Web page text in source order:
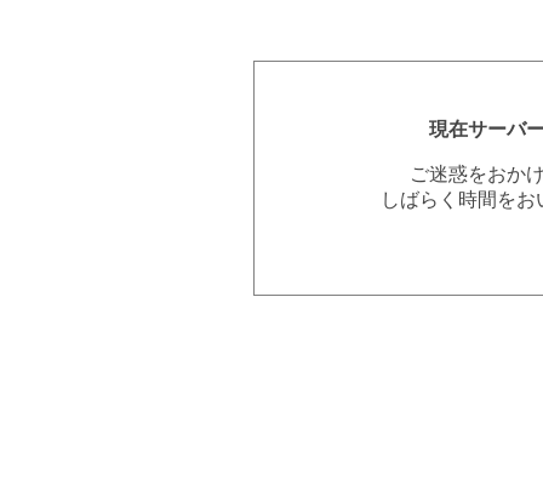
現在サーバ
ご迷惑をおか
しばらく時間を